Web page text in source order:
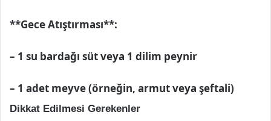
**Gece Atıştırması**:
– 1 su bardağı süt veya 1 dilim peynir
– 1 adet meyve (örneğin, armut veya şeftali)
Dikkat Edilmesi Gerekenler